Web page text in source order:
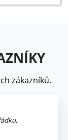
zákazníků.